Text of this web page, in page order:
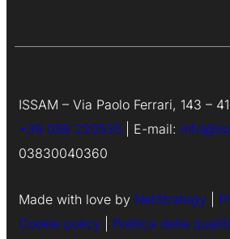
ISSAM – Via Paolo Ferrari, 143 –
+39 059 220535 | E-mail:
03830040360
Made with love by NetStrategy
Cookie policy
Politica della